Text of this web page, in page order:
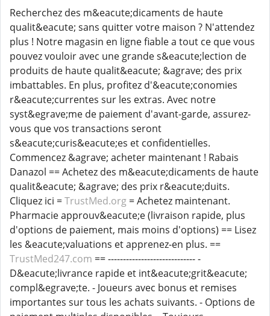
Recherchez des m&eacute;dicaments de haute
qualit&eacute; sans quitter votre maison ? N'attendez
plus ! Notre magasin en ligne fiable a tout ce que vous
pouvez vouloir avec une grande s&eacute;lection de
produits de haute qualit&eacute; &agrave; des prix
imbattables. En plus, profitez d'&eacute;conomies
r&eacute;currentes sur les extras. Avec notre
syst&egrave;me de paiement d'avant-garde, assurez-
vous que vos transactions seront
s&eacute;curis&eacute;es et confidentielles.
Commencez &agrave; acheter maintenant ! Rabais
Danazol == Achetez des m&eacute;dicaments de haute
qualit&eacute; &agrave; des prix r&eacute;duits.
Cliquez ici =TrustMed.org = Achetez maintenant.
Pharmacie approuv&eacute;e (livraison rapide, plus
d'options de paiement, mais moins d'options) == Lisez
les &eacute;valuations et apprenez-en plus. ==
TrustMed247.com == ----------------------------- -
D&eacute;livrance rapide et int&eacute;grit&eacute;
compl&egrave;te. - Joueurs avec bonus et remises
importantes sur tous les achats suivants. - Options de